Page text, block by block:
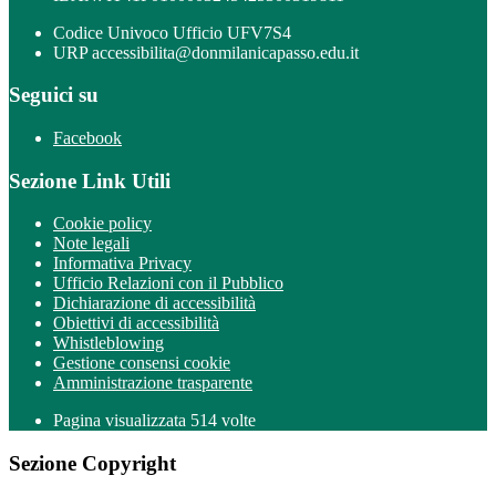
Codice Univoco Ufficio UFV7S4
URP accessibilita@donmilanicapasso.edu.it
Seguici su
Facebook
Sezione Link Utili
Cookie policy
Note legali
Informativa Privacy
Ufficio Relazioni con il Pubblico
Dichiarazione di accessibilità
Obiettivi di accessibilità
Whistleblowing
Gestione consensi cookie
Amministrazione trasparente
Pagina visualizzata 514 volte
Sezione Copyright